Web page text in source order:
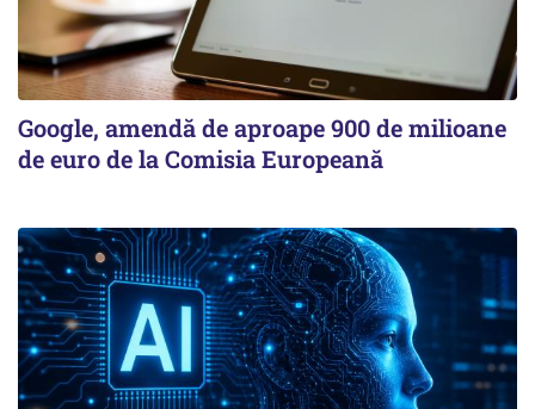
Google, amendă de aproape 900 de milioane
de euro de la Comisia Europeană